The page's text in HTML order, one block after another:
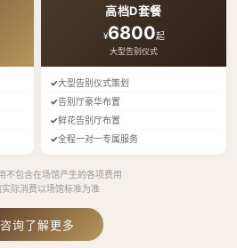
高档D套餐
¥6800起
大型告别仪式
大型告别仪式策划
告别厅豪华布置
鲜花告别厅布置
全程一对一专属服务
不包含在场馆产生的各项费用
际消费以场馆标准为准
咨询了解更多